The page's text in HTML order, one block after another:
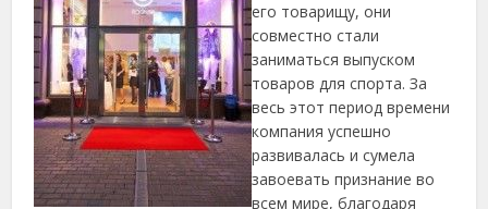
его товарищу, они
совместно стали
заниматься выпуском
товаров для спорта. За
весь этот период времени
компания успешно
развивалась и сумела
завоевать признание во
всем мире, благодаря